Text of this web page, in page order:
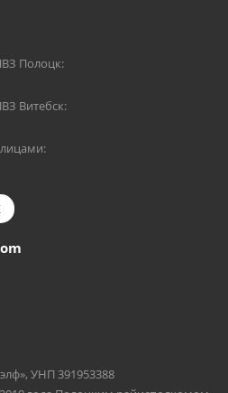
Полоцк:
Витебск:
УНП 391953388